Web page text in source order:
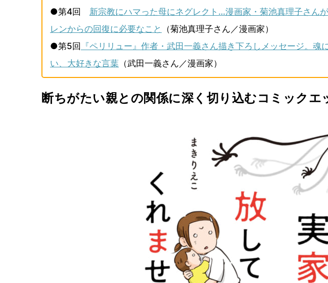
●第4回 新宗教にハマった母にネグレクト…漫画家・菊池真理子さん
レンからの回復に必要なこと
（菊池真理子さん／漫画家）
●第5回 『ペリリュー』作者・武田一義さん描き下ろしメッセージ。魂
い、大好きな言葉 （武田一義さん／漫画家）
断ちがたい親との関係に深く切り込むコミックエ